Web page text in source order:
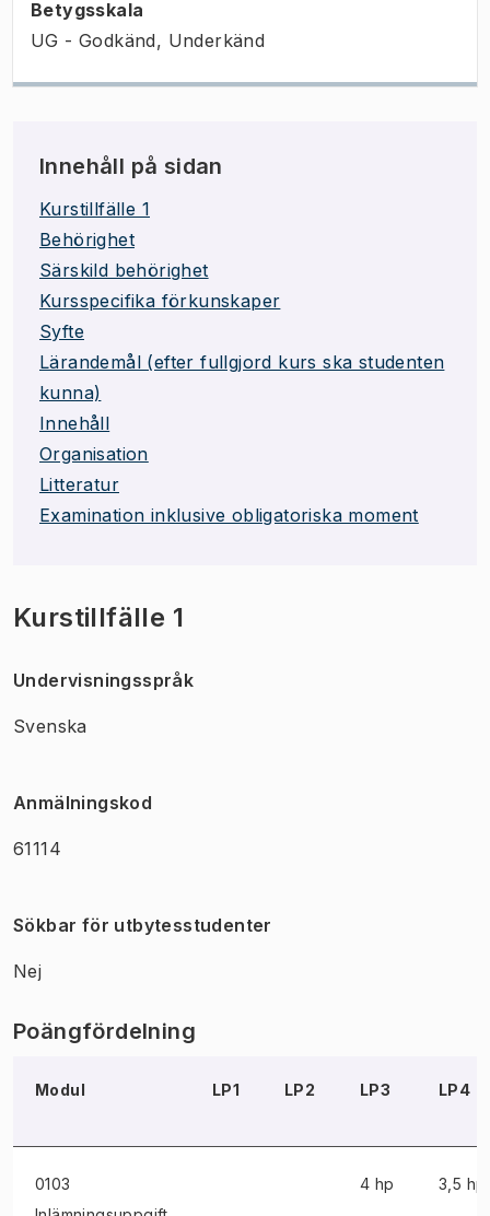
Betygsskala
UG - Godkänd, Underkänd
Innehåll på sidan
Kurstillfälle 1
Behörighet
Särskild behörighet
Kursspecifika förkunskaper
Syfte
Lärandemål (efter fullgjord kurs ska studenten
kunna)
Innehåll
Organisation
Litteratur
Examination inklusive obligatoriska moment
Kurstillfälle 1
Undervisningsspråk
Svenska
Anmälningskod
61114
Sökbar för utbytesstudenter
Nej
Poängfördelning
Modul LP1 LP2 LP3 LP4
0103
4 hp 3,5 hp